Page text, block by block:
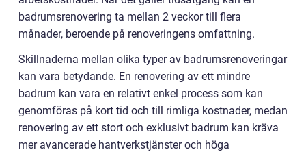
badrumsrenovering ta mellan 2 veckor till flera
månader, beroende på renoveringens omfattning.
Skillnaderna mellan olika typer av badrumsrenoveringar
kan vara betydande. En renovering av ett mindre
badrum kan vara en relativt enkel process som kan
genomföras på kort tid och till rimliga kostnader, medan
renovering av ett stort och exklusivt badrum kan kräva
mer avancerade hantverkstjänster och höga